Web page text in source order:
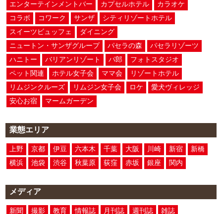
エンターテインメントバー
カプセルホテル
カラオケ
コラボ
コワーク サンザ
シティリゾートホテル
スイーツビュッフェ
ダイニング
ニュートン・サンザグループ
パセラの森
パセラリゾーツ
ハニトー
バリアンリゾート パ郎
フォトスタジオ
ペット関連
ホテル女子会 ママ会
リゾートホテル
リムジンクルーズ
リムジン女子会 ロケ
愛犬ヴィレッジ
安心お宿
マームガーデン
業態エリア
上野 京都 伊豆 六本木 千葉 大阪 川崎 新宿
新橋
横浜
池袋 渋谷 秋葉原 荻窪 赤坂 銀座 関内
メディア
新聞 撮影 教育 情報誌 月刊誌 週刊誌
雑誌